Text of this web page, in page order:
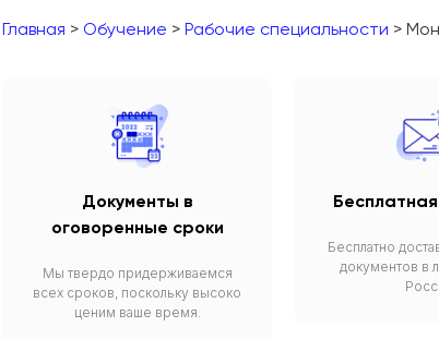
Главная > Обучение > Рабочие специальности >
Документы в
оговоренные сроки
Мы твердо придерживаемся
всех сроков, поскольку высоко
ценим ваше время.
Бесплатно
документов в